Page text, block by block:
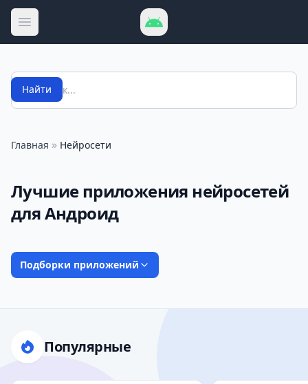
Открыть меню
Поиск
Найти
Главная » Нейросети
Лучшие приложения нейросетей
для Андроид
Подборки приложений
Популярные